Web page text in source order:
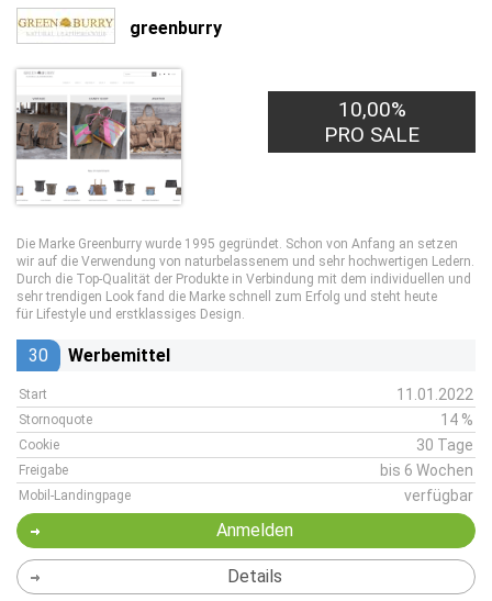
greenburry
10,00%
PRO SALE
Die Marke Greenburry wurde 1995 gegründet. Schon von Anfang an setzen
wir auf die Verwendung von naturbelassenem und sehr hochwertigen Ledern.
Durch die Top-Qualität der Produkte in Verbindung mit dem individuellen und
sehr trendigen Look fand die Marke schnell zum Erfolg und steht heute
für Lifestyle und erstklassiges Design.
30 Werbemittel
Start 11.01.2022
Stornoquote 14 %
Cookie 30 Tage
Freigabe bis 6 Wochen
Mobil-Landingpage verfügbar
Anmelden
Details